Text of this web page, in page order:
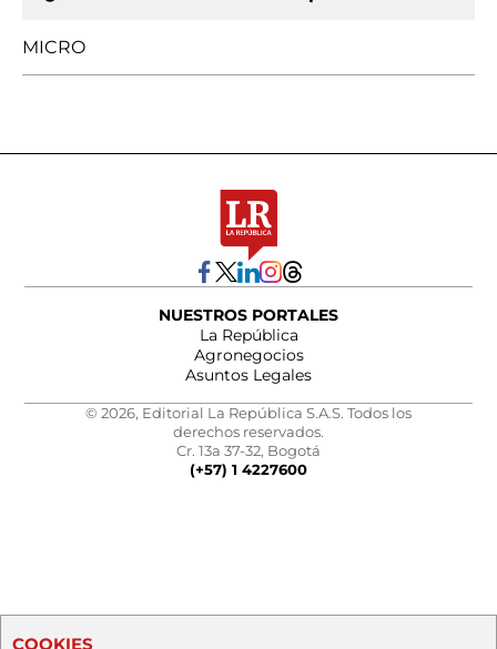
MICRO
NUESTROS PORTALES
La República
Agronegocios
Asuntos Legales
© 2026, Editorial La República S.A.S. Todos los
derechos reservados.
Cr. 13a 37-32, Bogotá
(+57) 1 4227600
COOKIES